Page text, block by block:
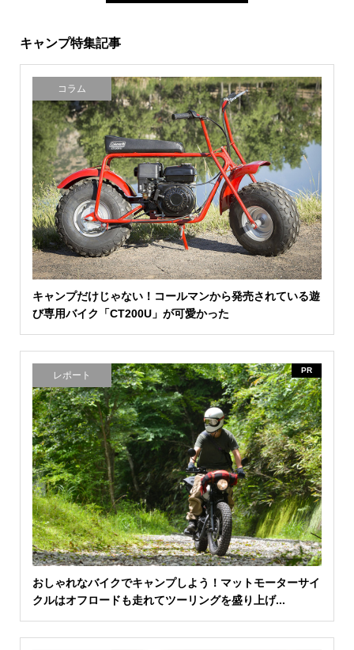
キャンプ特集記事
コラム
キャンプだけじゃない！コールマンから発売されている遊
び専用バイク「CT200U」が可愛かった
レポート PR
おしゃれなバイクでキャンプしよう！マットモーターサイ
クルはオフロードも走れてツーリングを盛り上げ...